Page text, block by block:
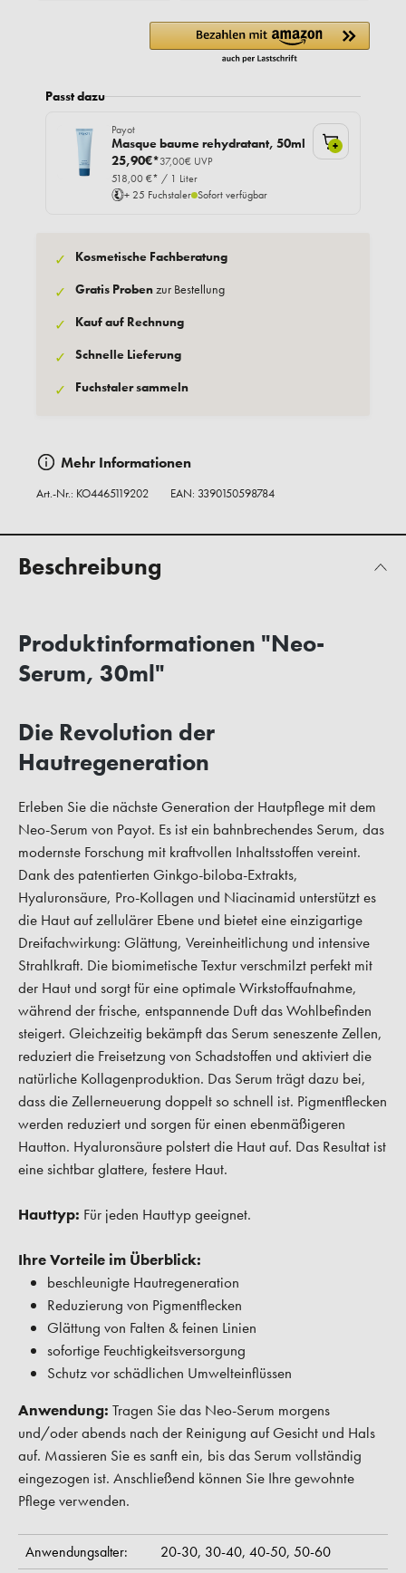
Passt dazu
Payot
Masque baume rehydratant, 50ml
25,90€*37,00€ UVP
518,00 €* / 1 Liter
+ 25 Fuchstaler Sofort verfügbar
+
✓ Kosmetische Fachberatung
✓ Gratis Probenzur Bestellung
✓ Kauf auf Rechnung
✓ Schnelle Lieferung
✓ Fuchstaler sammeln
Mehr Informationen
Art.-Nr.: KO4465119202 EAN: 3390150598784
Beschreibung
Produktinformationen "Neo-
Serum, 30ml"
Die Revolution der
Hautregeneration
Erleben Sie die nächste Generation der Hautpflege mit dem
Neo-Serum von Payot. Es ist ein bahnbrechendes Serum, das
modernste Forschung mit kraftvollen Inhaltsstoffen vereint.
Dank des patentierten Ginkgo-biloba-Extrakts,
Hyaluronsäure, Pro-Kollagen und Niacinamid unterstützt es
die Haut auf zellulärer Ebene und bietet eine einzigartige
Dreifachwirkung: Glättung, Vereinheitlichung und intensive
Strahlkraft. Die biomimetische Textur verschmilzt perfekt mit
der Haut und sorgt für eine optimale Wirkstoffaufnahme,
während der frische, entspannende Duft das Wohlbefinden
steigert. Gleichzeitig bekämpft das Serum seneszente Zellen,
reduziert die Freisetzung von Schadstoffen und aktiviert die
natürliche Kollagenproduktion. Das Serum trägt dazu bei,
dass die Zellerneuerung doppelt so schnell ist. Pigmentflecken
werden reduziert und sorgen für einen ebenmäßigeren
Hautton. Hyaluronsäure polstert die Haut auf. Das Resultat ist
eine sichtbar glattere, festere Haut.
Hauttyp: Für jeden Hauttyp geeignet.
Ihre Vorteile im Überblick:
beschleunigte Hautregeneration
Reduzierung von Pigmentflecken
Glättung von Falten & feinen Linien
sofortige Feuchtigkeitsversorgung
Schutz vor schädlichen Umwelteinflüssen
Anwendung: Tragen Sie das Neo-Serum morgens
und/oder abends nach der Reinigung auf Gesicht und Hals
auf. Massieren Sie es sanft ein, bis das Serum vollständig
eingezogen ist. Anschließend können Sie Ihre gewohnte
Pflege verwenden.
Anwendungsalter: 20-30, 30-40, 40-50, 50-60